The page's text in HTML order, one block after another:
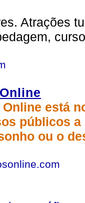
Atrações
está
públicos
ou o